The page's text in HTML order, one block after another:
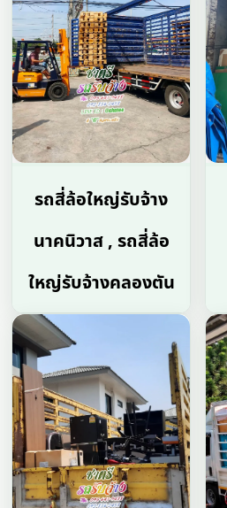
รถสี่ล้อใหญ่รับจ้าง
นาคนิวาส , รถสี่ล้อ
ใหญ่รับจ้างคลองตัน